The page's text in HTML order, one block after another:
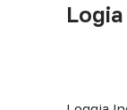
Logia